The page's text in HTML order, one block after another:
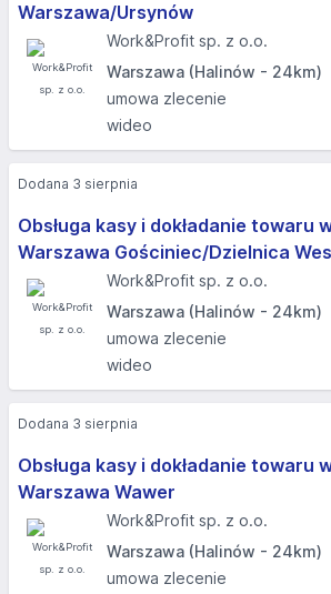
Warszawa/Ursynów
Work&Profit sp. z o.o.
Warszawa (Halinów - 24km)
umowa zlecenie
wideo
Obsługa kasy i dokładanie towaru
Warszawa Gościniec/Dzielnica
Work&Profit sp. z o.o.
Warszawa (Halinów - 24km)
umowa zlecenie
wideo
Dodana 3 sierpnia
Obsługa kasy i dokładanie towaru
Warszawa Wawer
Work&Profit sp. z o.o.
Warszawa (Halinów - 24km)
umowa zlecenie
Dodana 3 sierpnia